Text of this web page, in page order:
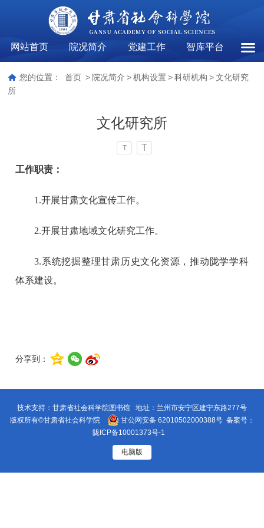
网站首页 院况简介 党建工作 智库平台
文化
您的位置： 首页 > 院况简介 > 机构设置 > 科研机构 > 文化研究
所
文化研究所
T T
工作职责：
1.开展甘肃文化宣传工作。
2.开展甘肃地域文化研究工作。
3.系统挖掘整理甘肃历史文化资源，推动陇学学科
体系建设。
分享到：
技术支持：甘肃省社会科学院图书馆 地址：兰州市安宁区建宁东路277号
版权所有©甘肃省社会科学院
甘公网安备 62010502000388号备案号：
陇ICP备10001373号-1
电脑版